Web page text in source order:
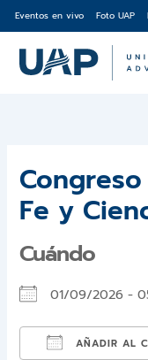
al
contenido
Eventos en vivo Foto UAP
Fe y
Cuándo
01/09/2026 -
AÑADIR AL